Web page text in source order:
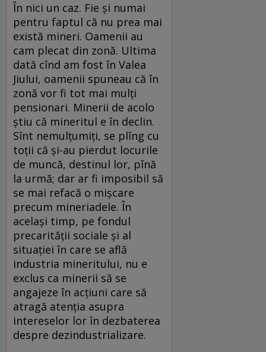
În nici un caz. Fie şi numai
pentru faptul că nu prea mai
există mineri. Oamenii au
cam plecat din zonă. Ultima
dată cînd am fost în Valea
Jiului, oamenii spuneau că în
zonă vor fi tot mai mulţi
pensionari. Minerii de acolo
ştiu că mineritul e în declin.
Sînt nemulţumiţi, se plîng cu
toţii că şi-au pierdut locurile
de muncă, destinul lor, pînă
la urmă; dar ar fi imposibil să
se mai refacă o mişcare
precum mineriadele. În
acelaşi timp, pe fondul
precarităţii sociale şi al
situaţiei în care se află
industria mineritului, nu e
exclus ca minerii să se
angajeze în acţiuni care să
atragă atenţia asupra
intereselor lor în dezbaterea
despre dezindustrializare.